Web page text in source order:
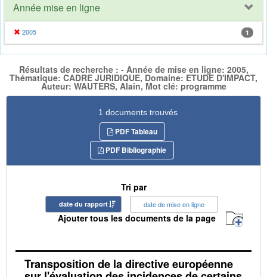
Année mise en ligne
2005 1
Résultats de recherche : - Année de mise en ligne: 2005,
Thématique: CADRE JURIDIQUE, Domaine: ETUDE D'IMPACT,
Auteur: WAUTERS, Alain, Mot clé: programme
1 documents trouvés
PDF Tableau
PDF Bibliographie
Tri par
date du rapport date de mise en ligne
Ajouter tous les documents de la page
Transposition de la directive européenne